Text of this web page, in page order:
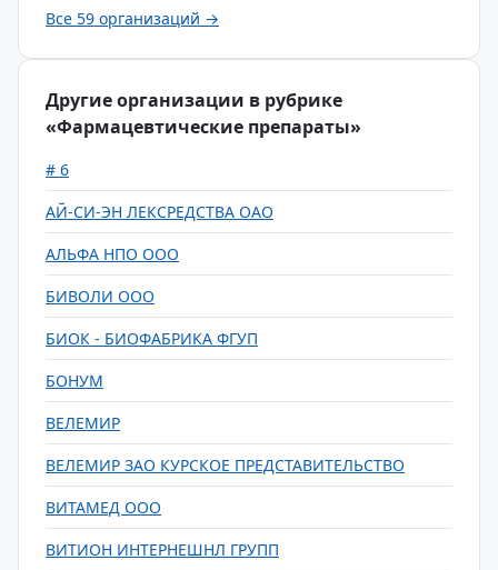
Все 59 организаций →
Другие организации в рубрике
«Фармацевтические препараты»
# 6
АЙ-СИ-ЭН ЛЕКСРЕДСТВА ОАО
АЛЬФА НПО ООО
БИВОЛИ ООО
БИОК - БИОФАБРИКА ФГУП
БОНУМ
ВЕЛЕМИР
ВЕЛЕМИР ЗАО КУРСКОЕ ПРЕДСТАВИТЕЛЬСТВО
ВИТАМЕД ООО
ВИТИОН ИНТЕРНЕШНЛ ГРУПП